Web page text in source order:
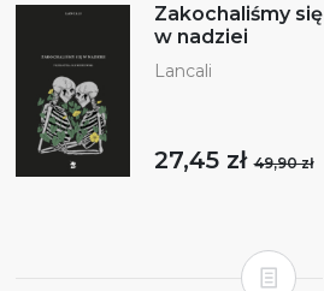
Zakochaliśmy się
w nadziei
Lancali
27,45 zł49,90 zł